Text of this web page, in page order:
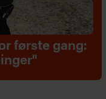
første gang: